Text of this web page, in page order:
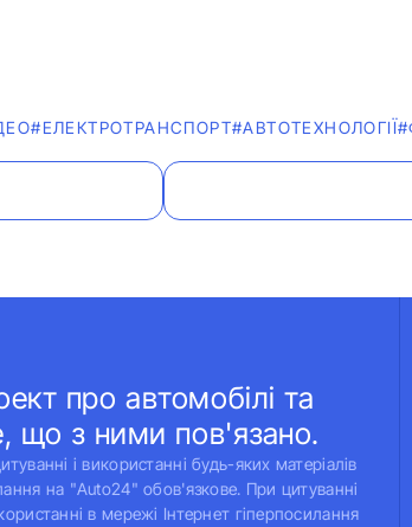
#ЕЛЕКТРОТРАНСПОРТ#АВТОТЕХНОЛОГІЇ
про автомобілі та
що з ними пов'язано.
і використанні будь-яких матеріалів
на "Auto24" обов'язкове. При цитуванні
в мережі Інтернет гіперпосилання